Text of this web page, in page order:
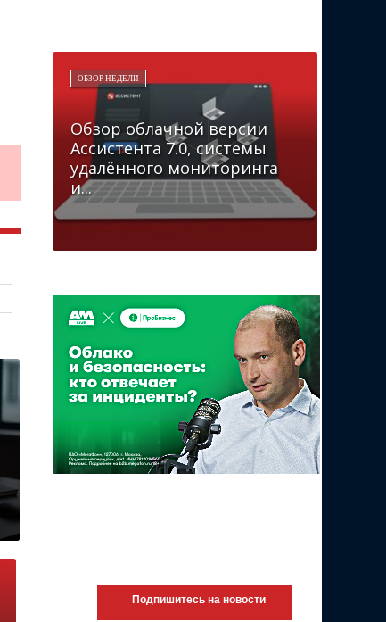
ОБЗОР НЕДЕЛИ
Обзор облачной версии
Ассистента 7.0, системы
удалённого мониторинга
и...
Подпишитесь на новости